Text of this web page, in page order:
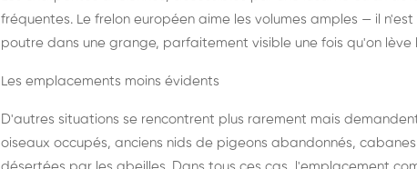
fréquentes. Le frelon européen aime les volumes amples — il
poutre dans une grange, parfaitement visible une fois qu'on lève
Les emplacements moins évidents
D'autres situations se rencontrent plus rarement mais
oiseaux occupés, anciens nids de pigeons abandonnés,